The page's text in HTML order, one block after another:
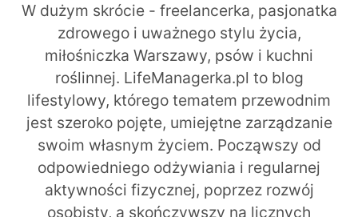
W dużym skrócie - freelancerka, pasjonatka
zdrowego i uważnego stylu życia,
miłośniczka Warszawy, psów i kuchni
roślinnej. LifeManagerka.pl to blog
lifestylowy, którego tematem przewodnim
jest szeroko pojęte, umiejętne zarządzanie
swoim własnym życiem. Począwszy od
odpowiedniego odżywiania i regularnej
aktywności fizycznej, poprzez rozwój
osobisty, a skończywszy na licznych